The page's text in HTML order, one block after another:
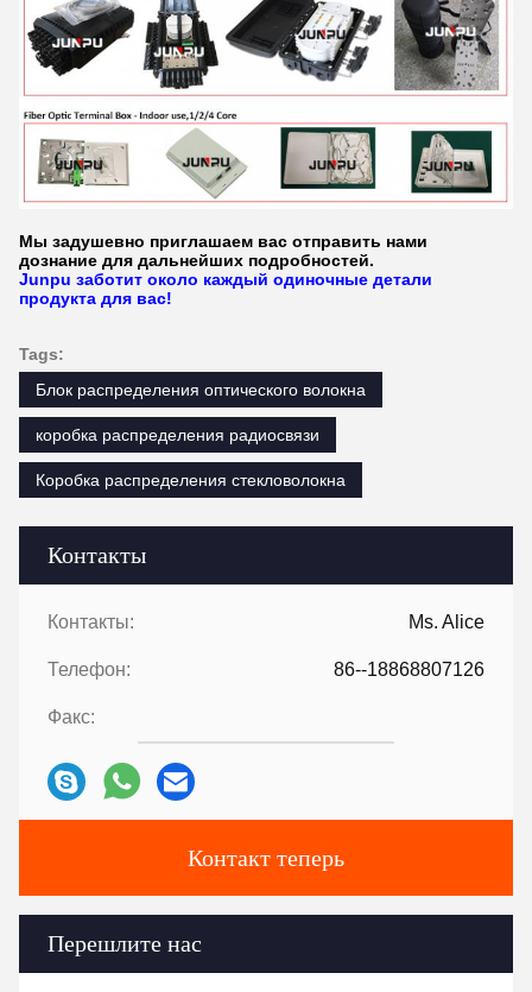
Контакты
Контакты: Ms. Alice
Телефон: 86--18868807126
Факс:
Контакт теперь
Перешлите нас
Мы задушевно приглашаем вас отправить нами
дознание для дальнейших подробностей.
Junpu заботит около каждый одиночные детали
продукта для вас!
Tags:
Блок распределения оптического волокна
коробка распределения радиосвязи
Коробка распределения стекловолокна